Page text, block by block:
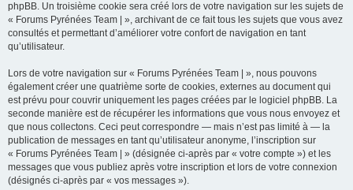
phpBB. Un troisième cookie sera créé lors de votre navigation sur les sujets de
« Forums Pyrénées Team | », archivant de ce fait tous les sujets que vous avez
consultés et permettant d’améliorer votre confort de navigation en tant
qu’utilisateur.
Lors de votre navigation sur « Forums Pyrénées Team | », nous pouvons
également créer une quatrième sorte de cookies, externes au document qui
est prévu pour couvrir uniquement les pages créées par le logiciel phpBB. La
seconde manière est de récupérer les informations que vous nous envoyez et
que nous collectons. Ceci peut correspondre — mais n’est pas limité à — la
publication de messages en tant qu’utilisateur anonyme, l’inscription sur
« Forums Pyrénées Team | » (désignée ci-après par « votre compte ») et les
messages que vous publiez après votre inscription et lors de votre connexion
(désignés ci-après par « vos messages »).